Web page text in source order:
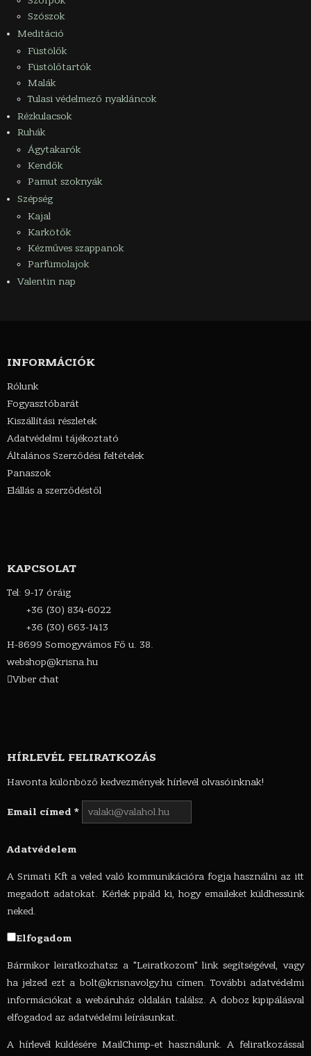
Szószok
Meditáció
Füstölők
Füstölőtartók
Malák
Tulasi védelmező nyakláncok
Rézkulacsok
Ruhák
Ágytakarók
Kendők
Pamut szoknyák
Szépség
Kajal
Karkötők
Kézműves szappanok
Parfümolajok
Valentin nap
INFORMÁCIÓK
Rólunk
Fogyasztóbarát
Kiszállítási részletek
Adatvédelmi tájékoztató
Általános Szerződési feltételek
Panaszok
Elállás a szerződéstől
KAPCSOLAT
Tel: 9-17 óráig
+36 (30) 834-6022
+36 (30) 663-1413
H-8699 Somogyvámos Fő u. 38.
webshop@krisna.hu
Viber chat
HÍRLEVÉL FELIRATKOZÁS
Havonta különböző kedvezmények hírlevél olvasóinknak!
Email címed *
Adatvédelem
A Srimati Kft a veled való kommunikációra fogja használni az itt
megadott adatokat. Kérlek pipáld ki, hogy emaileket küldhessünk
neked.
Elfogadom
Bármikor leiratkozhatsz a "Leiratkozom" link segítségével, vagy
ha jelzed ezt a bolt@krisnavolgy.hucímen. További adatvédelmi
információkat a webáruház oldalán találsz. A doboz kipipálásval
elfogadod az adatvédelmi leírásunkat.
A hírlevél küldésére MailChimp-et használunk. A feliratkozással